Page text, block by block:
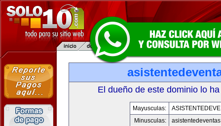
El dueño de este dominio lo
Mayusculas:
Minusculas: